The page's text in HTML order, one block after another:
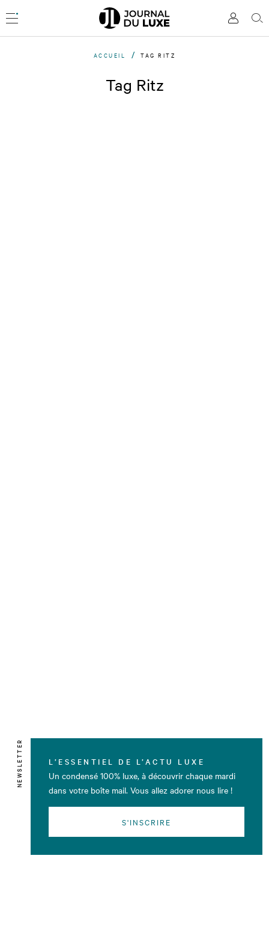
directement
Mon
Menu
ACCUEIL TAG RITZ
Tag Ritz
NEWSLETTER L’ESSENTIEL DE L’ACTU LUXE
Un condensé 100% luxe, à découvrir chaque mardi
dans votre boîte mail. Vous allez adorer nous lire !
S'INSCRIRE